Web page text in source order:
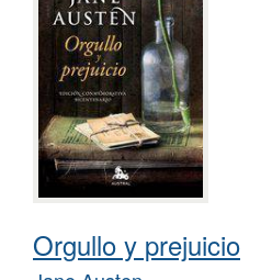
Orgullo y prejuicio